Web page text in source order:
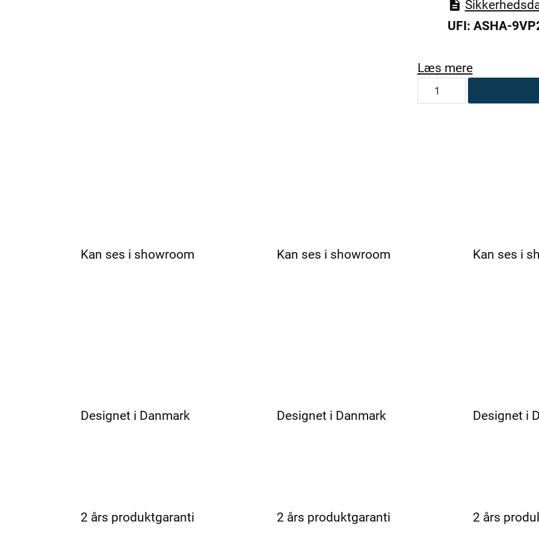
UFI: ASHA-
Læs mere
SunFlock
Kan ses i showroom
Designet i Danmark
2 års produktgaranti
Kan ses i showroom
Designet i Danmark
2 års produktgaranti
Kan ses i
Designet i
2 års